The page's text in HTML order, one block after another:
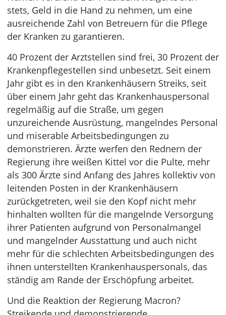
stets, Geld in die Hand zu nehmen, um eine
ausreichende Zahl von Betreuern für die Pflege
der Kranken zu garantieren.
40 Prozent der Arztstellen sind frei, 30 Prozent der
Krankenpflegestellen sind unbesetzt. Seit einem
Jahr gibt es in den Krankenhäusern Streiks, seit
über einem Jahr geht das Krankenhauspersonal
regelmäßig auf die Straße, um gegen
unzureichende Ausrüstung, mangelndes Personal
und miserable Arbeitsbedingungen zu
demonstrieren. Ärzte werfen den Rednern der
Regierung ihre weißen Kittel vor die Pulte, mehr
als 300 Ärzte sind Anfang des Jahres kollektiv von
leitenden Posten in der Krankenhäusern
zurückgetreten, weil sie den Kopf nicht mehr
hinhalten wollten für die mangelnde Versorgung
ihrer Patienten aufgrund von Personalmangel
und mangelnder Ausstattung und auch nicht
mehr für die schlechten Arbeitsbedingungen des
ihnen unterstellten Krankenhauspersonals, das
ständig am Rande der Erschöpfung arbeitet.
Und die Reaktion der Regierung Macron?